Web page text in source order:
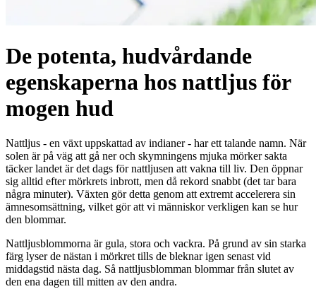
De potenta, hudvårdande
egenskaperna hos nattljus för
mogen hud
Nattljus - en växt uppskattad av indianer - har ett talande namn. När
solen är på väg att gå ner och skymningens mjuka mörker sakta
täcker landet är det dags för nattljusen att vakna till liv. Den öppnar
sig alltid efter mörkrets inbrott, men då rekord snabbt (det tar bara
några minuter). Växten gör detta genom att extremt accelerera sin
ämnesomsättning, vilket gör att vi människor verkligen kan se hur
den blommar.
Nattljusblommorna är gula, stora och vackra. På grund av sin starka
färg lyser de nästan i mörkret tills de bleknar igen senast vid
middagstid nästa dag. Så nattljusblomman blommar från slutet av
den ena dagen till mitten av den andra.